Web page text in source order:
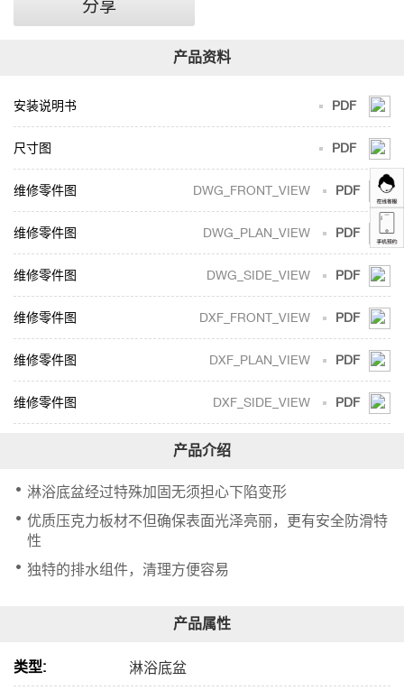
分享
PDF
安装说明书
PDF
尺寸图
PDF
DWG_FRONT_VIEW
PDF
DWG_PLAN_VIEW
PDF
DWG_SIDE_VIEW
PDF
DXF_FRONT_VIEW
PDF
DXF_PLAN_VIEW
PDF
DXF_SIDE_VIEW
淋浴底盆经过特殊加固无须担心下陷变形
优质压克力板材不但确保表面光泽亮丽，更有安全防滑特
性
独特的排水组件，清理方便容易
类型:
淋浴底盆